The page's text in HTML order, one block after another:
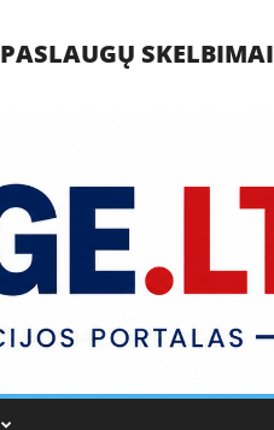
PASLAUGŲ SKELBIMAI